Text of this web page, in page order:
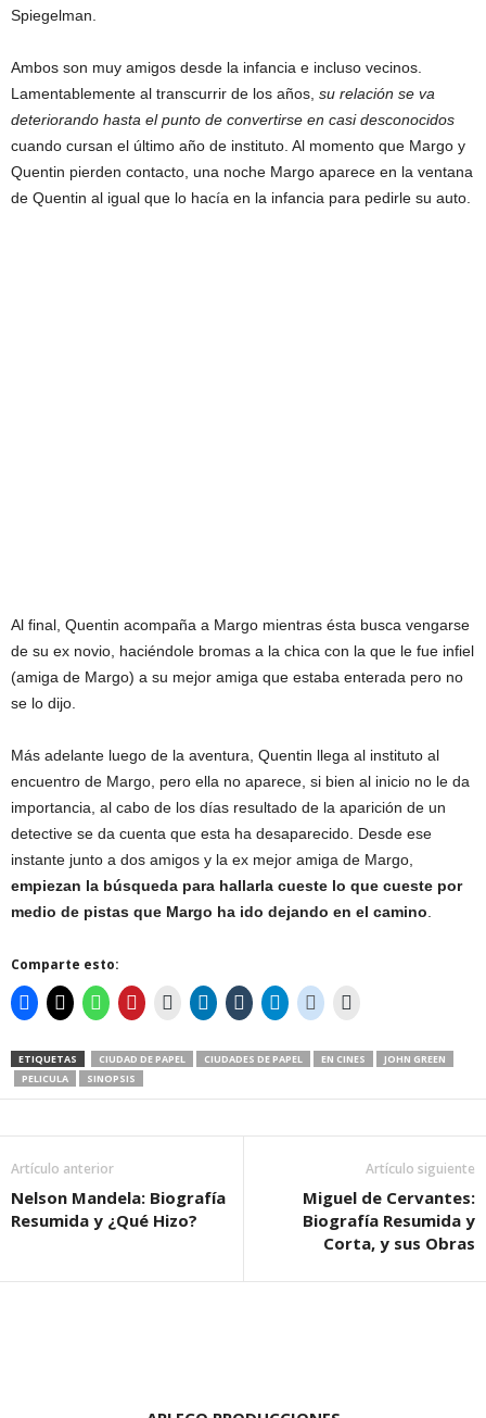
Spiegelman.
Ambos son muy amigos desde la infancia e incluso vecinos.
Lamentablemente al transcurrir de los años, su relación se va
deteriorando hasta el punto de convertirse en casi desconocidos
cuando cursan el último año de instituto. Al momento que Margo y
Quentin pierden contacto, una noche Margo aparece en la ventana
de Quentin al igual que lo hacía en la infancia para pedirle su auto.
Al final, Quentin acompaña a Margo mientras ésta busca vengarse
de su ex novio, haciéndole bromas a la chica con la que le fue infiel
(amiga de Margo) a su mejor amiga que estaba enterada pero no
se lo dijo.
Más adelante luego de la aventura, Quentin llega al instituto al
encuentro de Margo, pero ella no aparece, si bien al inicio no le da
importancia, al cabo de los días resultado de la aparición de un
detective se da cuenta que esta ha desaparecido. Desde ese
instante junto a dos amigos y la ex mejor amiga de Margo,
empiezan la búsqueda para hallarla cueste lo que cueste por
medio de pistas que Margo ha ido dejando en el camino.
Comparte esto:
ETIQUETAS CIUDAD DE PAPEL CIUDADES DE PAPEL EN CINES
JOHN GREEN
PELICULA
SINOPSIS
Artículo anterior
Nelson Mandela: Biografía
Resumida y ¿Qué Hizo?
Artículo siguiente
Miguel de Cervantes:
Biografía Resumida y
Corta, y sus Obras